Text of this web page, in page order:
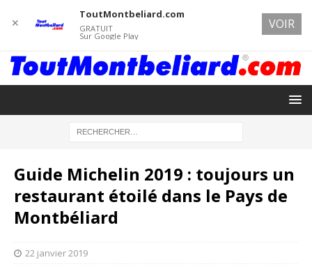
Guide Michelin 2019 : toujours un
restaurant étoilé dans le Pays de
Montbéliard
22 janvier 2019
✕
ToutMontbeliard.com
GRATUIT
Sur Google Play
VOIR